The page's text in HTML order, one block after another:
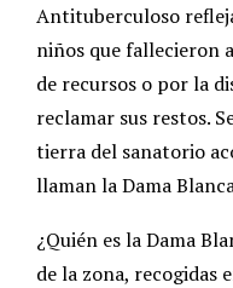
Antituberculoso
niños que fallecieron
de recursos o por la
reclamar sus restos.
tierra del sanatorio
llaman la Dama
¿Quién es la Dama
de la zona, recogidas